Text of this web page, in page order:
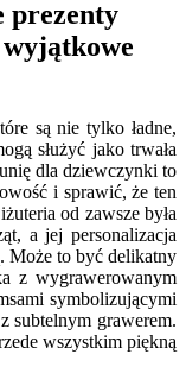
prezenty
są nie tylko ładne,
służyć jako trwała
dla dziewczynki to
i sprawić, że ten
od zawsze była
a jej personalizacja
Może to być delikatny
z wygrawerowanym
symbolizującymi
subtelnym grawerem.
wszystkim piękną